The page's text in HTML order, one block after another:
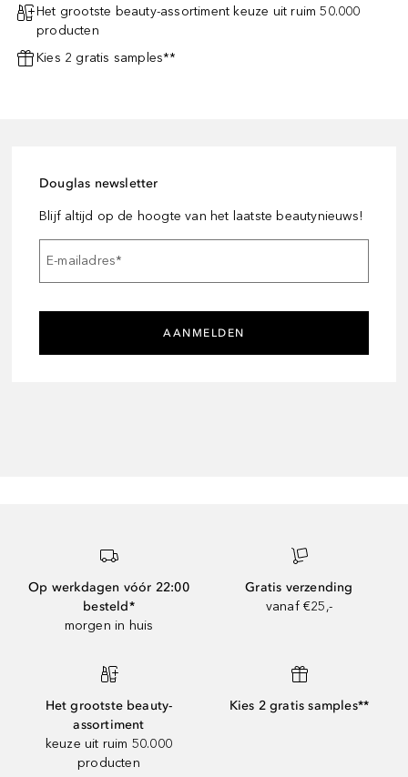
Het grootste beauty-assortiment keuze uit ruim 50.000
producten
Kies 2 gratis samples**
Douglas newsletter
Blijf altijd op de hoogte van het laatste beautynieuws!
E-mailadres*
AANMELDEN
Op werkdagen vóór 22:00
besteld*
morgen in huis
Gratis verzending
vanaf €25,-
Het grootste beauty-
assortiment
keuze uit ruim 50.000
producten
Kies 2 gratis samples**